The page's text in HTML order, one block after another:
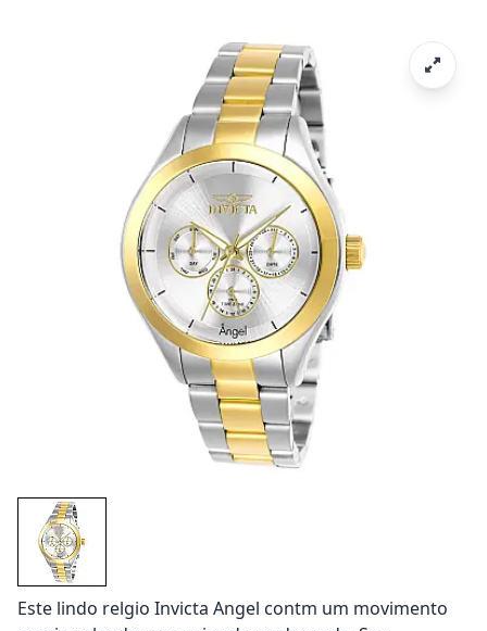
Este lindo relgio Invicta Angel contm um movimento